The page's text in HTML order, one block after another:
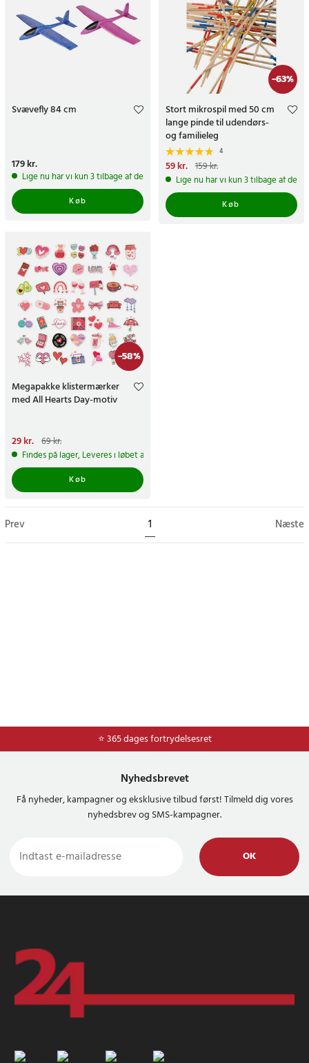
Svævefly 84 cm
Pris:179 kr.
179 kr.
Lige nu har vi kun 3 tilbage af dette produkt
Køb
-63%
Stort mikrospil med 50 cm
lange pinde til udendørs-
og familieleg
4
Nuværende pris
pris:159 kr.
59 kr. 159 kr.
Lige nu har vi kun 3 tilbage af
Køb
-58%
Megapakke klistermærker
med All Hearts Day-motiv
Nuværende pris
pris:69 kr.
29 kr. 69 kr.
Findes på lager, Leveres i løbet af 1-2 hverdage
Køb
Prev 1 Næste
⭐ 365 dages fortrydelsesret
⭐ Nem og sikker betaling med mobilepay og dankort
Nyhedsbrevet
Få nyheder, kampagner og eksklusive tilbud først! Tilmeld dig vores
nyhedsbrev og SMS-kampagner.
OK